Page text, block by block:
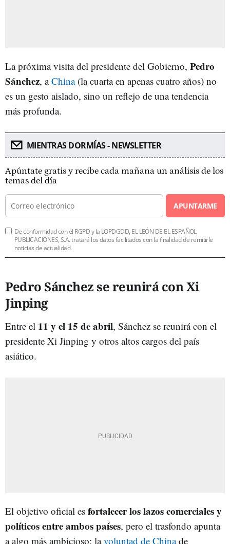
La próxima visita del presidente del Gobierno, Pedro
Sánchez, aChina(la cuarta en apenas cuatro años) no
es un gesto aislado, sino un reflejo de una tendencia
más profunda.
MIENTRAS DORMÍAS - NEWSLETTER
Apúntate gratis y recibe cada mañana un análisis de los
temas del día
APUNTARME
De conformidad con el RGPD y la LOPDGDD, EL LEÓN DE EL ESPAÑOL
PUBLICACIONES, S.A. tratará los datos facilitados con la finalidad de remitirle
noticias de actualidad.
Pedro Sánchez se reunirá con Xi
Jinping
Entre el 11 y el 15 de abril, Sánchez se reunirá con el
presidente Xi Jinping y otros altos cargos del país
asiático.
El objetivo oficial es fortalecer los lazos comerciales y
políticos entre ambos países, pero el trasfondo apunta
a algo más ambicioso: lavoluntad de Chinade